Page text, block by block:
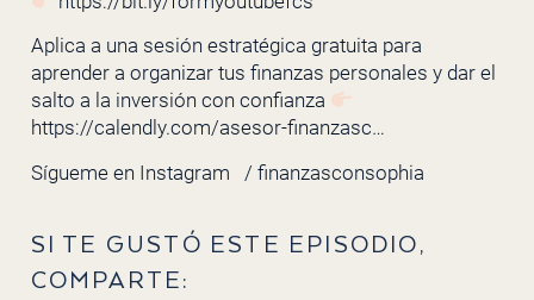
Aplica a una sesión estratégica gratuita para
aprender a organizar tus finanzas personales y dar el
salto a la inversión con confianza
https://calendly.com/asesor-finanzasc…
Sígueme en Instagram
/ finanzasconsophia
SI TE GUSTÓ ESTE EPISODIO,
COMPARTE: